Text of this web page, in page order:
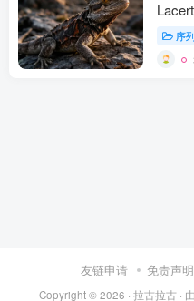
序
友链申请 免责声明
Copyright © 2026 · 拉古拉古 · 由